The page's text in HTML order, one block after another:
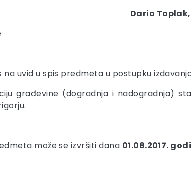
Dario
na uvid u spis predmeta u postupku
građevine (dogradnja i nadogradnja)
može se izvršiti dana 01.08.2017.